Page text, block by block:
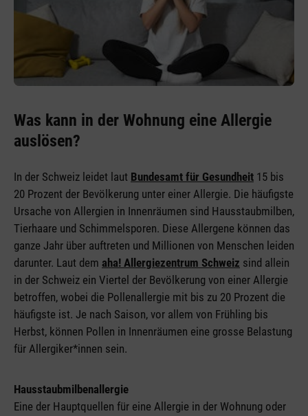
Was kann in der Wohnung eine Allergie
auslösen?
In der Schweiz leidet laut Bundesamt für Gesundheit 15 bis
20 Prozent der Bevölkerung unter einer Allergie. Die häufigste
Ursache von Allergien in Innenräumen sind Hausstaubmilben,
Tierhaare und Schimmelsporen. Diese Allergene können das
ganze Jahr über auftreten und Millionen von Menschen leiden
darunter. Laut dem aha! Allergiezentrum Schweiz sind allein
in der Schweiz ein Viertel der Bevölkerung von einer Allergie
betroffen, wobei die Pollenallergie mit bis zu 20 Prozent die
häufigste ist. Je nach Saison, vor allem von Frühling bis
Herbst, können Pollen in Innenräumen eine grosse Belastung
für Allergiker*innen sein.
Hausstaubmilbenallergie
Eine der Hauptquellen für eine Allergie in der Wohnung oder